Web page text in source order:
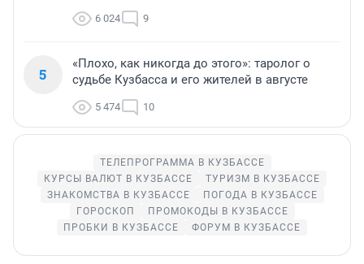
6 024 9
5
«Плохо, как никогда до этого»: таролог о
судьбе Кузбасса и его жителей в августе
5 474 10
ТЕЛЕПРОГРАММА В КУЗБАССЕ
КУРСЫ ВАЛЮТ В КУЗБАССЕ
ТУРИЗМ В КУЗБАССЕ
ЗНАКОМСТВА В КУЗБАССЕ
ПОГОДА В КУЗБАССЕ
ГОРОСКОП
ПРОМОКОДЫ В КУЗБАССЕ
ПРОБКИ В КУЗБАССЕ
ФОРУМ В КУЗБАССЕ